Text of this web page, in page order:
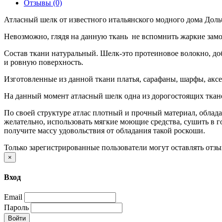
Отзывы (0)
Атласный шелк от известного итальянского модного дома
Невозможно, глядя на данную ткань не вспомнить жаркие
Состав ткани натуральный. Шелк-это протеиновое волокно,
и ровную поверхность.
Изготовленные из данной ткани платья, сарафаны, шарфы,
На данный момент атласный шелк одна из дорогостоящих
По своей структуре атлас плотный и прочный материал,
желательно, использовать мягкие моющие средства, сушить
получите массу удовольствия от обладания такой роскоши.
Только зарегистрированные пользователи могут оставлять
×
Вход
Email
Пароль
Войти